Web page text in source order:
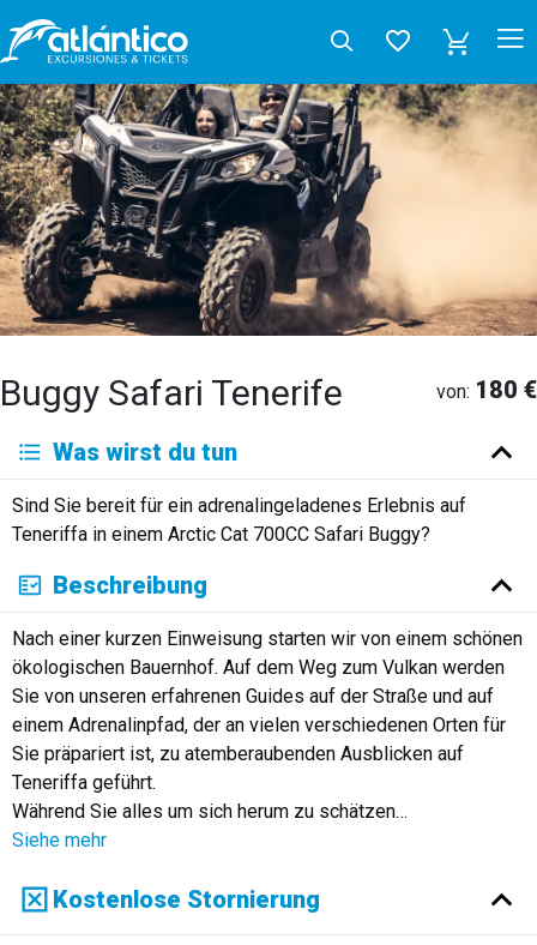
Buggy Safari Tenerife von: 180 €
Was wirst du tun
Sind Sie bereit für ein adrenalingeladenes Erlebnis auf
Teneriffa in einem Arctic Cat 700CC Safari Buggy?
Beschreibung
Nach einer kurzen Einweisung starten wir von einem schönen
ökologischen Bauernhof. Auf dem Weg zum Vulkan werden
Sie von unseren erfahrenen Guides auf der Straße und auf
einem Adrenalinpfad, der an vielen verschiedenen Orten für
Sie präpariert ist, zu atemberaubenden Ausblicken auf
Teneriffa geführt.
Während Sie alles um sich herum zu schätzen…
Siehe mehr
Kostenlose Stornierung